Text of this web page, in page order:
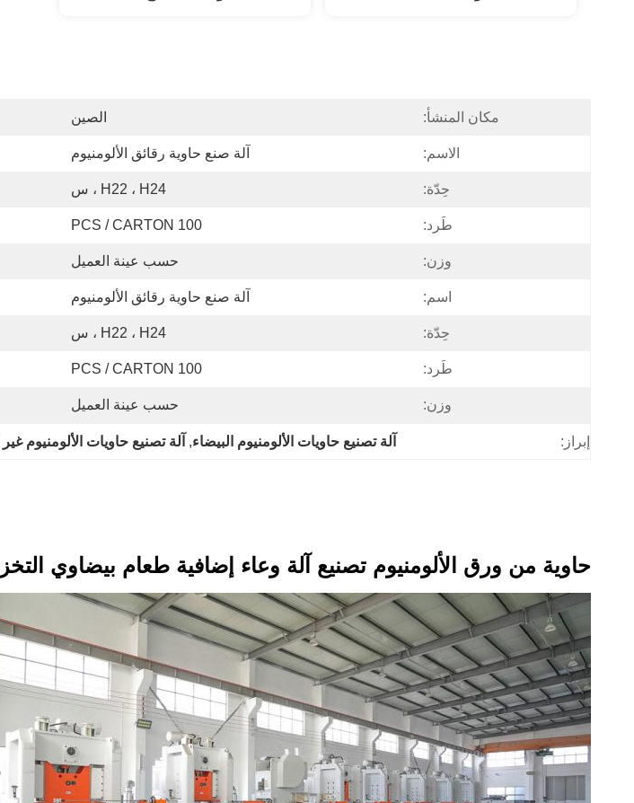
مكان المنشأ: الصين
الاسم: آلة صنع حاوية رقائق الألومنيوم
حِدّة: H22 ، H24 ، س
طَرد: 100 PCS / CARTON
وزن: حسب عينة العميل
اسم: آلة صنع حاوية رقائق الألومنيوم
حِدّة: H22 ، H24 ، س
طَرد: 100 PCS / CARTON
وزن: حسب عينة العميل
إبراز: آلة تصنيع حاويات الألومنيوم البيضاء, آلة تصنيع حاويات الألومنيوم
حاوية من ورق الألومنيوم تصنيع آلة وعاء إضافية طعام بيضاوي